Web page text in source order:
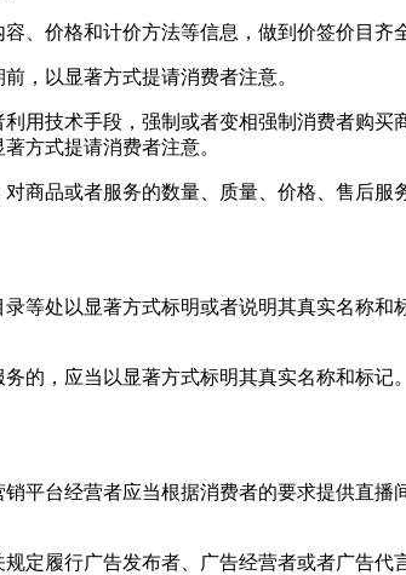
价格和计价方法等信息，做到价签价目齐
，以显著方式提请消费者注意。
技术手段，强制或者变相强制消费者购买
方式提请消费者注意。
品或者服务的数量、质量、价格、售后服
等处以显著方式标明或者说明其真实名称和
的，应当以显著方式标明其真实名称和标记
平台经营者应当根据消费者的要求提供直播
定履行广告发布者、广告经营者或者广告代